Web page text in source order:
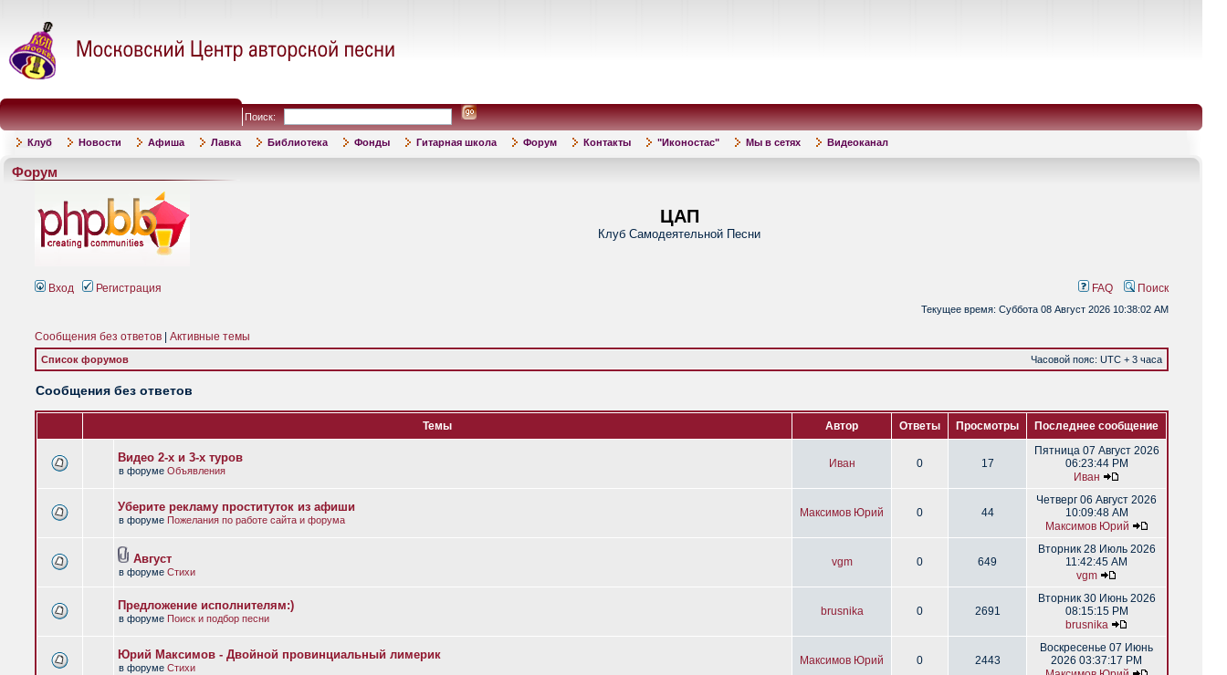
Поиск:
Клуб Новости Афиша Лавка Библиотека Фонды Гитарная школа Форум Контакты "Иконостас" Мы в сетях Видеоканал
Форум
ЦАП
Клуб Самодеятельной Песни
Вход Регистрация FAQ Поиск
Текущее время: Суббота 08 Август 2026 10:38:02 AM
Сообщения без ответов Активные темы
Список форумов Часовой пояс: UTC + 3 часа
Сообщения без ответов
Темы Автор Ответы Просмотры Последнее сообщение
Видео 2-х и 3-х туров
в форуме Объявления
Иван 0 17
Пятница 07 Август 2026
06:23:44 PM
Иван
Уберите рекламу проституток из афиши
в форуме Пожелания по работе сайта и форума
Максимов Юрий 0 44
Четверг 06 Август 2026
10:09:48 AM
Максимов Юрий
Август
в форуме Стихи
vgm 0 649
Вторник 28 Июль 2026
11:42:45 AM
vgm
Предложение исполнителям:)
в форуме Поиск и подбор песни
brusnika 0 2691
Вторник 30 Июнь 2026
08:15:15 PM
brusnika
Юрий Максимов - Двойной провинциальный лимерик
в форуме Стихи
Максимов Юрий 0 2443
Воскресенье 07 Июнь
2026 03:37:17 PM